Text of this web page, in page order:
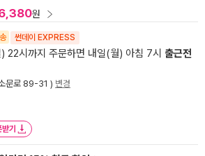
원
썬데이 EXPRESS
22시까지 주문하면 내일(월) 아침 7시 출근전
문로 89-31 ) 변경
기